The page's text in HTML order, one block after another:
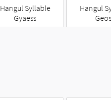
Hangul Syllable
Gyaess
Hangul